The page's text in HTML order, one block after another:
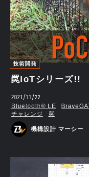
技術開発
罠IoTシリーズ
2021/11/22
Bluetooth®︎ LE
チャレンジ
罠
機構設計 マーシー